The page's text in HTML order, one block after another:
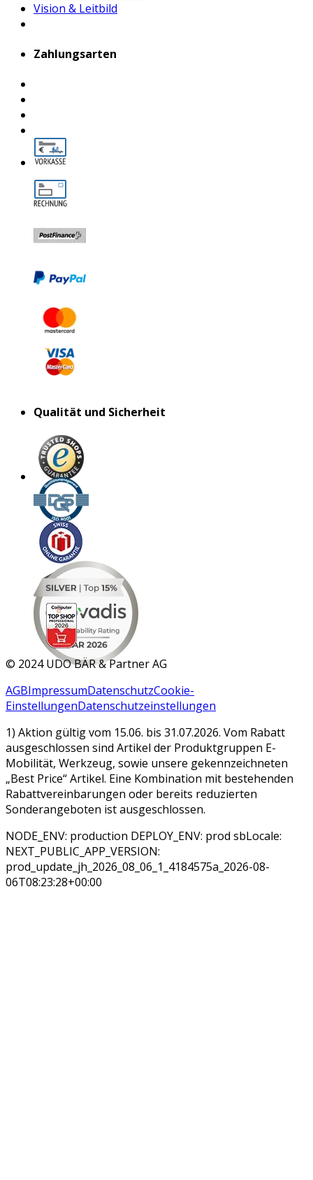
Vision & Leitbild
Zahlungsarten
Qualität und Sicherheit
MAR 2026
© 2024 UDO BÄR & Partner AG
AGBImpressumDatenschutzCookie-
EinstellungenDatenschutzeinstellungen
1) Aktion gültig vom 15.06. bis 31.07.2026. Vom Rabatt
ausgeschlossen sind Artikel der Produktgruppen E-
Mobilität, Werkzeug, sowie unsere gekennzeichneten
„Best Price“ Artikel. Eine Kombination mit bestehenden
Rabattvereinbarungen oder bereits reduzierten
Sonderangeboten ist ausgeschlossen.
NODE_ENV: production DEPLOY_ENV: prod sbLocale:
NEXT_PUBLIC_APP_VERSION:
prod_update_jh_2026_08_06_1_4184575a_2026-08-
06T08:23:28+00:00